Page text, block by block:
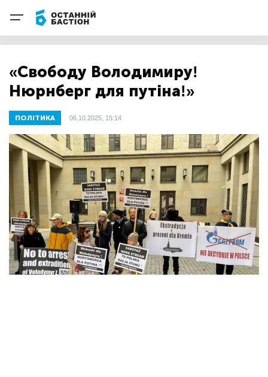
«Свободу Володимиру!
Нюрнберг для путіна!»
ПОЛІТИКА 06.10.2025, 15:14